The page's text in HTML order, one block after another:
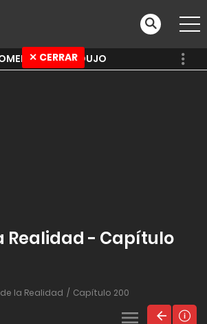
SHOUJO
Realidad - Capítulo
la Realidad Capítulo 200
✕ CERRAR